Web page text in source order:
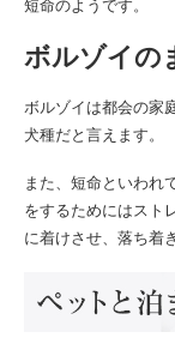
短命のようです。
ボルゾイの
ボルゾイは都会の家
犬種だと言えます。
また、短命といわれ
をするためにはスト
に着けさせ、落ち着